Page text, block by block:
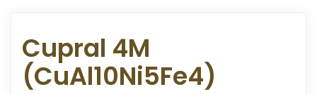
Cupral 4M
(CuAl10Ni5Fe4)